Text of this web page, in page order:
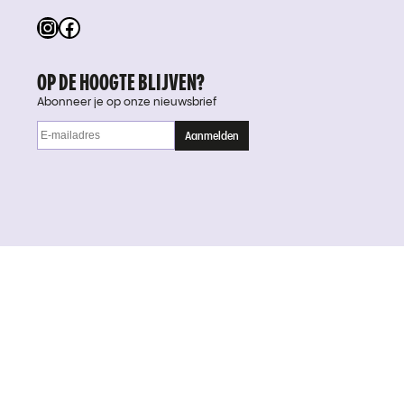
Instagram
Facebook
OP DE HOOGTE BLIJVEN?
Abonneer je op onze nieuwsbrief